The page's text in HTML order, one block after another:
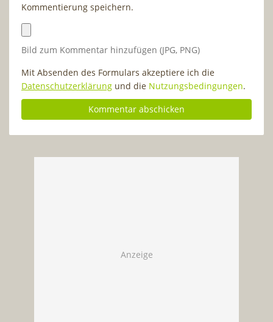
Kommentierung speichern.
Bild zum Kommentar hinzufügen (JPG, PNG)
Mit Absenden des Formulars akzeptiere ich die
Datenschutzerklärung und die Nutzungsbedingungen.